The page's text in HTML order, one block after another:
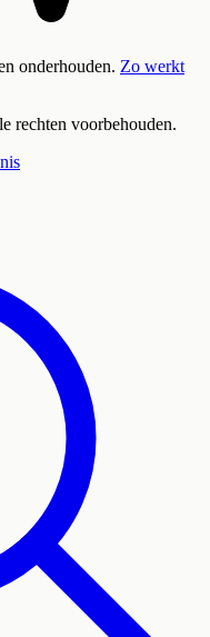
onderhouden. Zo werkt
rechten voorbehouden.